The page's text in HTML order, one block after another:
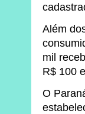
Além
mil
R$ 100
O